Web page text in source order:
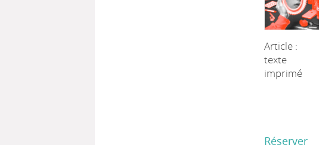
Article :
texte
imprimé
Réserver